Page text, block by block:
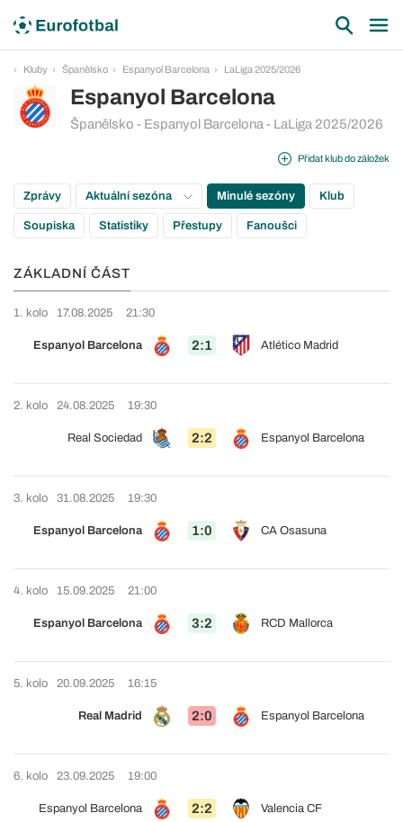
Kluby Španělsko Espanyol Barcelona LaLiga 2025/2026
Espanyol Barcelona
Španělsko - Espanyol Barcelona - LaLiga 2025/2026
Přidat klub do záložek
Zprávy Aktuální sezóna Minulé sezóny Klub
Soupiska Statistiky Přestupy Fanoušci
ZÁKLADNÍ ČÁST
1. kolo 17.08.2025 21:30
Espanyol Barcelona 2:1 Atlético Madrid
2. kolo 24.08.2025 19:30
Real Sociedad 2:2 Espanyol Barcelona
3. kolo 31.08.2025 19:30
Espanyol Barcelona 1:0 CA Osasuna
4. kolo 15.09.2025 21:00
Espanyol Barcelona 3:2 RCD Mallorca
5. kolo 20.09.2025 16:15
Real Madrid 2:0 Espanyol Barcelona
6. kolo 23.09.2025 19:00
Espanyol Barcelona 2:2 Valencia CF